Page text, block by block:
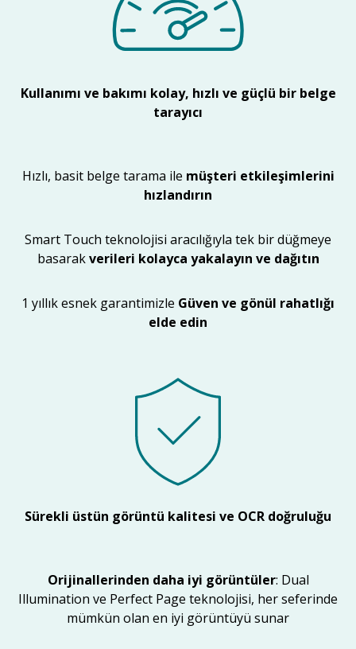
Kullanımı ve bakımı kolay, hızlı ve güçlü bir belge
tarayıcı
Hızlı, basit belge tarama ile müşteri etkileşimlerini
hızlandırın
Smart Touch teknolojisi aracılığıyla tek bir düğmeye
basarakverileri kolayca yakalayın ve dağıtın
1 yıllık esnek garantimizle Güven ve gönül rahatlığı
elde edin
Sürekli üstün görüntü kalitesi ve OCR doğruluğu
Orijinallerinden daha iyi görüntüler: Dual
Illumination ve Perfect Page teknolojisi, her seferinde
mümkün olan en iyi görüntüyü sunar